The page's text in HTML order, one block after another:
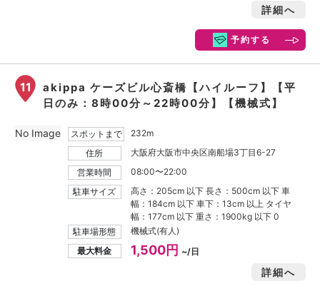
詳細へ
予約する
11
akippa ケーズビル心斎橋【ハイルーフ】【平
日のみ：8時00分～22時00分】【機械式】
スポットまで
232m
住所
大阪府大阪市中央区南船場3丁目6-27
営業時間
08:00〜22:00
駐車サイズ
高さ：205cm 以下 長さ：500cm 以下 車
幅：184cm 以下 車下：13cm 以上 タイヤ
幅：177cm 以下 重さ：1900kg 以下 0
駐車場形態
機械式(有人)
最大料金
1,500円 ~/日
詳細へ
No Image